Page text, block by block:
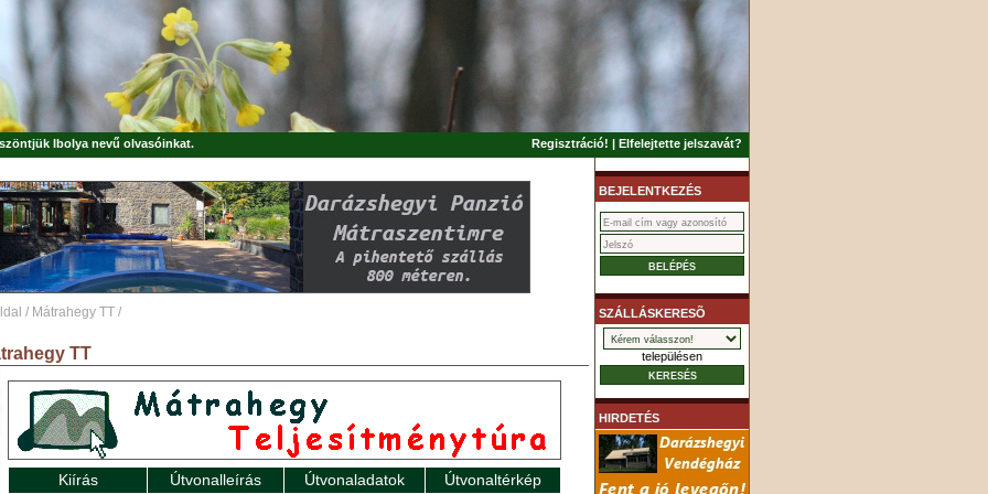
Ibolya nevű olvasóinkat. Regisztráció! | Elfelejtette jelszavát?
/ Mátrahegy TT /
TT
Kiírás Útvonalleírás Útvonaladatok Útvonaltérkép
BEJELENTKEZÉS
SZÁLLÁSKERESÕ
településen
HIRDETÉS